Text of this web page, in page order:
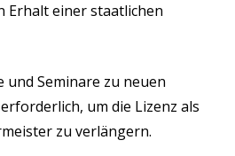
Erhalt einer staatlichen
Seminare zu neuen
um die Lizenz als
zu verlängern.